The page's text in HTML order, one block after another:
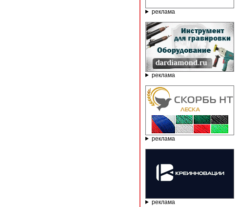
реклама
реклама
реклама
реклама